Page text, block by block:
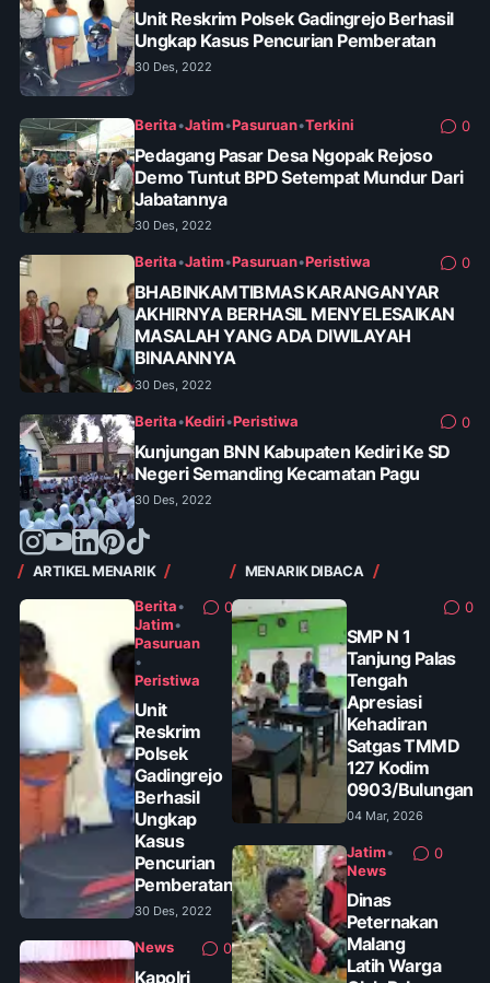
Unit Reskrim Polsek Gadingrejo Berhasil
Ungkap Kasus Pencurian Pemberatan
30 Des, 2022
Berita•Jatim•Pasuruan•Terkini 0
Pedagang Pasar Desa Ngopak Rejoso
Demo Tuntut BPD Setempat Mundur Dari
Jabatannya
30 Des, 2022
Berita•Jatim•Pasuruan•Peristiwa 0
BHABINKAMTIBMAS KARANGANYAR
AKHIRNYA BERHASIL MENYELESAIKAN
MASALAH YANG ADA DIWILAYAH
BINAANNYA
30 Des, 2022
Berita•Kediri•Peristiwa 0
Kunjungan BNN Kabupaten Kediri Ke SD
Negeri Semanding Kecamatan Pagu
30 Des, 2022
ARTIKEL MENARIK
Berita•
Jatim•
Pasuruan
•
Peristiwa
0
Unit
Reskrim
Polsek
Gadingrejo
Berhasil
Ungkap
Kasus
Pencurian
Pemberatan
30 Des, 2022
News 0
Kapolri
MENARIK DIBACA
0
SMP N 1
Tanjung Palas
Tengah
Apresiasi
Kehadiran
Satgas TMMD
127 Kodim
0903/Bulungan
04 Mar, 2026
Jatim•
News
0
Dinas
Peternakan
Malang
Latih Warga